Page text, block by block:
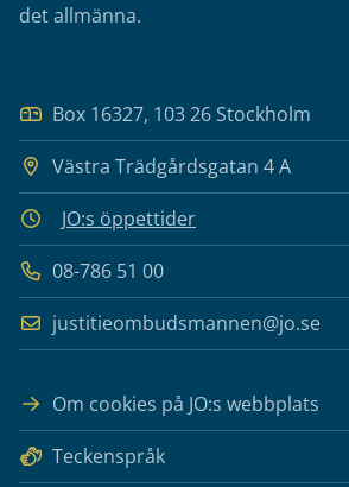
det allmänna.
Box 16327, 103 26 Stockholm
Västra Trädgårdsgatan 4 A
JO:s öppettider
08-786 51 00
justitieombudsmannen@jo.se
Om cookies på JO:s webbplats
Teckenspråk